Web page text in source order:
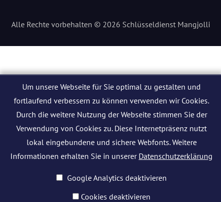
Alle Rechte vorbehalten © 2026 Schlüsseldienst Mangjolli
Um unsere Webseite für Sie optimal zu gestalten und
fortlaufend verbessern zu können verwenden wir Cookies.
Durch die weitere Nutzung der Webseite stimmen Sie der
Verwendung von Cookies zu. Diese Internetpräsenz nutzt
lokal eingebundene und sichere Webfonts. Weitere
Informationen erhalten Sie in unserer Datenschutzerklärung
Google Analytics deaktivieren
Cookies deaktivieren